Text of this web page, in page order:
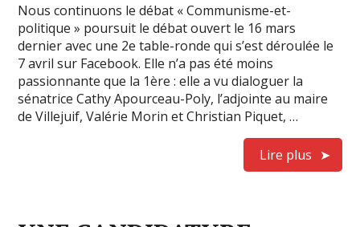
Nous continuons le débat « Communisme-et-
politique » poursuit le débat ouvert le 16 mars
dernier avec une 2e table-ronde qui s’est déroulée le
7 avril sur Facebook. Elle n’a pas été moins
passionnante que la 1ère : elle a vu dialoguer la
sénatrice Cathy Apourceau-Poly, l’adjointe au maire
de Villejuif, Valérie Morin et Christian Piquet, …
Lire plus